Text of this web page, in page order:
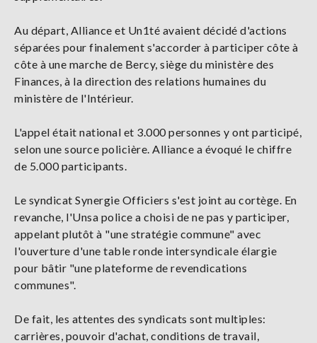
Au départ, Alliance et Un1té avaient décidé d'actions
séparées pour finalement s'accorder à participer côte à
côte à une marche de Bercy, siège du ministère des
Finances, à la direction des relations humaines du
ministère de l'Intérieur.
L'appel était national et 3.000 personnes y ont participé,
selon une source policière. Alliance a évoqué le chiffre
de 5.000 participants.
Le syndicat Synergie Officiers s'est joint au cortège. En
revanche, l'Unsa police a choisi de ne pas y participer,
appelant plutôt à "une stratégie commune" avec
l'ouverture d'une table ronde intersyndicale élargie
pour bâtir "une plateforme de revendications
communes".
De fait, les attentes des syndicats sont multiples:
carrières, pouvoir d'achat, conditions de travail,